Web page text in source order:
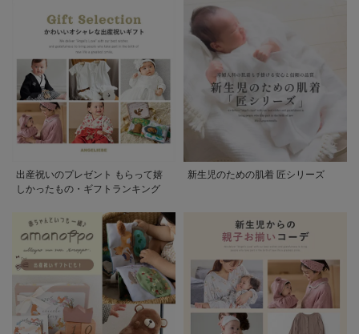
出産祝いのプレゼント もらって嬉
しかったもの・ギフトランキング
新生児のための肌着 匠シリーズ